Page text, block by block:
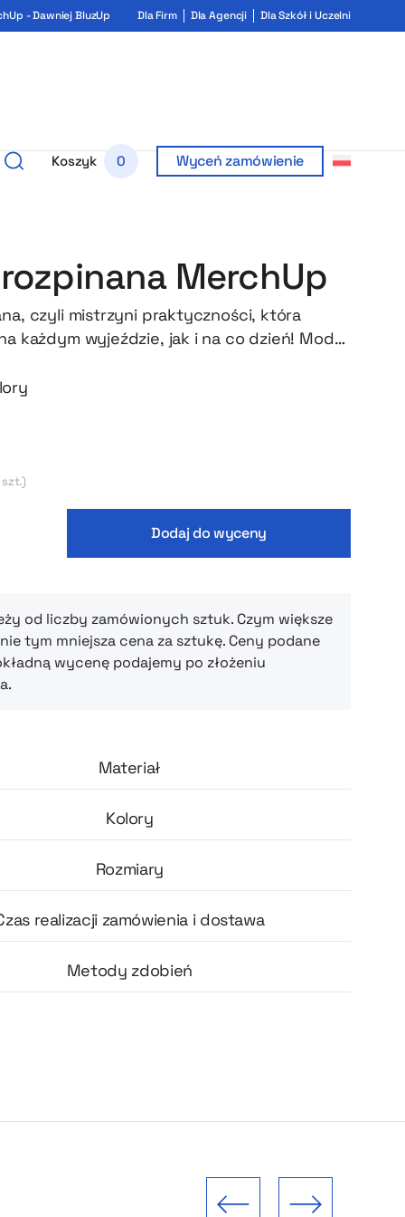
- Dawniej BluzUp Dla Firm Dla Agencji Dla Szkół i Uczelni
Koszyk 0 Wyceń zamówienie
MerchUp
czyli mistrzyni praktyczności, która
każdym wyjeździe, jak i na co dzień! Model
sznurków. Co najlepsze, każdy z
Dodaj do wyceny
od liczby zamówionych sztuk. Czym większe
tym mniejsza cena za sztukę. Ceny podane
wycenę podajemy po złożeniu
Materiał
Kolory
Rozmiary
realizacji zamówienia i dostawa
Metody zdobień
Poprzedni slajd Następny slajd